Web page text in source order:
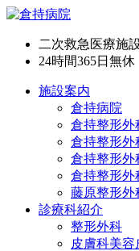
二次救急医療施
24時間365日 無休
施設案内
倉持病院
倉持整形外
倉持整形外
倉持整形外
倉持整形外
藤原整形外
診療科紹介
整形外科
皮膚科美容